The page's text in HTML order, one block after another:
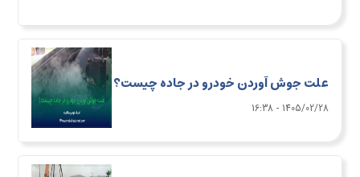
علت جوش آوردن خودرو در جاده چیست؟
1405/02/28 - 16:38